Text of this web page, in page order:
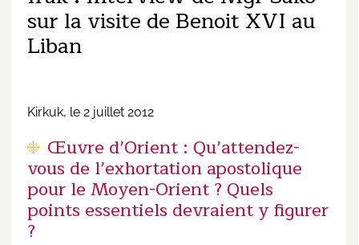
sur la visite de Benoit XVI au
Liban
Kirkuk, le 2 juillet 2012
Œuvre d’Orient : Qu’attendez-
vous de l’exhortation apostolique
pour le Moyen-Orient ? Quels
points essentiels devraient y figurer
?